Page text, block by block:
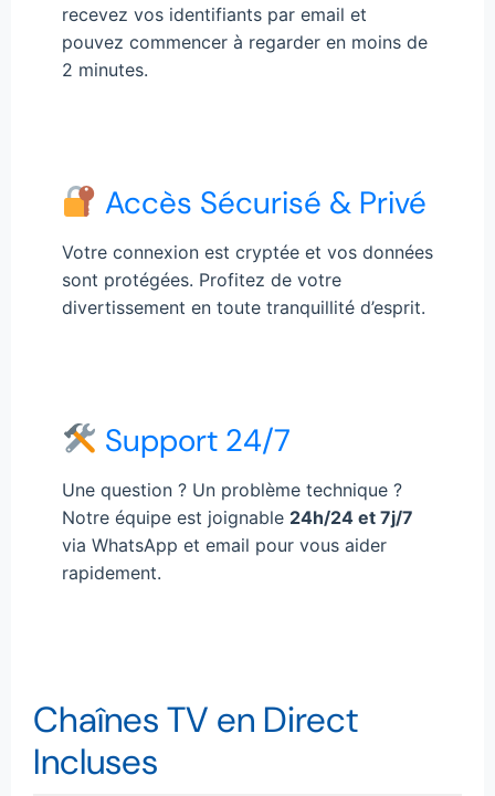
recevez vos identifiants par email et
pouvez commencer à regarder en moins de
2 minutes.
Accès Sécurisé & Privé
Votre connexion est cryptée et vos données
sont protégées. Profitez de votre
divertissement en toute tranquillité d’esprit.
Support 24/7
Une question ? Un problème technique ?
Notre équipe est joignable 24h/24 et 7j/7
via WhatsApp et email pour vous aider
rapidement.
Chaînes TV en Direct
Incluses